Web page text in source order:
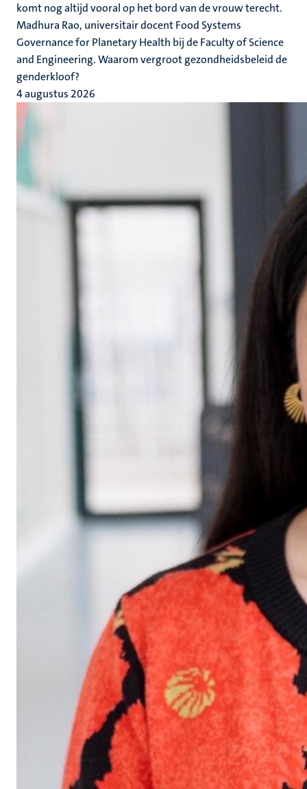
komt nog altijd vooral op het bord van de vrouw terecht.
Madhura Rao, universitair docent Food Systems
Governance for Planetary Health bij de Faculty of Science
and Engineering. Waarom vergroot gezondheidsbeleid de
genderkloof?
4 augustus 2026